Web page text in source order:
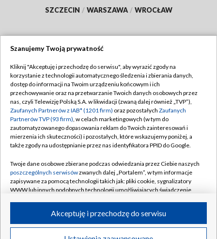
SZCZECIN / WARSZAWA / WROCŁAW
TVP
Abonament TVP
Emisja w TVP
Centrum informacji TVP
Naziemna Telewizja Cyfrowa
Rada Programowa
System NOS
Informacje o nadawcy
Program dla prasy
Regulamin TVP
Polityka prywatności
Moje zgody
Pomoc
Kontakt
Kanały
©2026 Telewizja Polska S.A. w likwidacji
Szanujemy Twoją prywatność
Kliknij "Akceptuję i przechodzę do serwisu", aby wyrazić zgody na
korzystanie z technologii automatycznego śledzenia i zbierania danych,
dostęp do informacji na Twoim urządzeniu końcowym i ich
przechowywanie oraz na przetwarzanie Twoich danych osobowych przez
nas, czyli Telewizję Polską S.A. w likwidacji (zwaną dalej również „TVP”),
Zaufanych Partnerów z IAB* (1201 firm) oraz pozostałych Zaufanych
Partnerów TVP (93 firm), w celach marketingowych (w tym do
zautomatyzowanego dopasowania reklam do Twoich zainteresowań i
mierzenia ich skuteczności) i pozostałych, które wskazujemy poniżej, a
także zgody na udostępnianie przez nas identyfikatora PPID do Google.
Twoje dane osobowe zbierane podczas odwiedzania przez Ciebie naszych
poszczególnych serwisówzwanych dalej „Portalem”, w tym informacje
zapisywane za pomocą technologii takich jak: pliki cookie, sygnalizatory
WWW lub innych podobnych technologii umożliwiających świadczenie
ruchu w Internecie.
Twoje dane osobowe zbierane podczas odwiedzania przez Ciebie
Akceptuję i przechodzę do serwisu